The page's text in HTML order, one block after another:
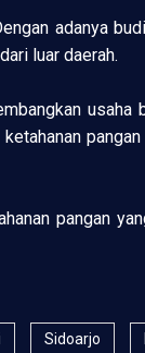
adanya
luar daerah.
usaha
pangan
Sidoarjo